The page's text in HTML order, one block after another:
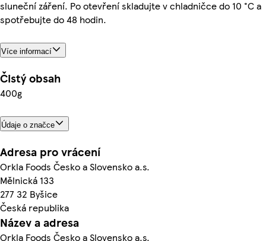
sluneční záření. Po otevření skladujte v chladničce do 10 °C a
spotřebujte do 48 hodin.
Více informací
Čistý obsah
400g
Údaje o značce
Adresa pro vrácení
Orkla Foods Česko a Slovensko a.s.
Mělnická 133
277 32 Byšice
Česká republika
Název a adresa
Orkla Foods Česko a Slovensko a.s.